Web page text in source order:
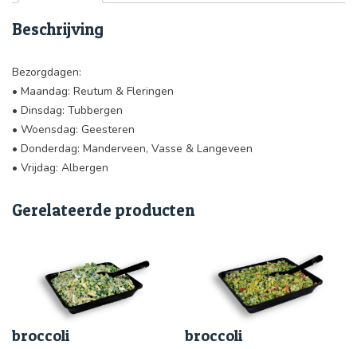
Beschrijving
Bezorgdagen:
• Maandag: Reutum & Fleringen
• Dinsdag: Tubbergen
• Woensdag: Geesteren
• Donderdag: Manderveen, Vasse & Langeveen
• Vrijdag: Albergen
Gerelateerde producten
broccoli
broccoli